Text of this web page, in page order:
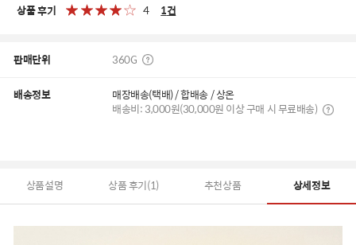
상품 후기 4 1건
판매단위 360G
배송정보
매장배송(택배) / 합배송 / 상온
배송비: 3,000원(30,000원 이상 구매 시 무료배송)
상품설명 상품 후기(1) 추천상품 상세정보